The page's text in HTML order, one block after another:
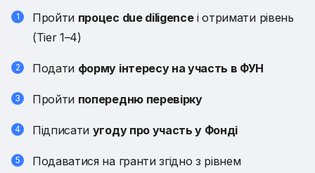
Пройти процес due diligenceі отримати рівень
(Tier 1–4)
Подати форму інтересу на участь в ФУН
Пройти попередню перевірку
Підписати угоду про участь у Фонді
Подаватися на гранти згідно з рівнем